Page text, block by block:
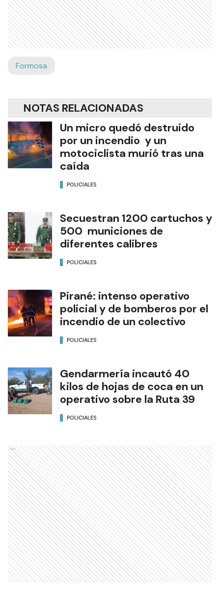
Formosa
NOTAS RELACIONADAS
Un micro quedó destruido
por un incendio y un
motociclista murió tras una
caída
POLICIALES
Secuestran 1200 cartuchos y
500 municiones de
diferentes calibres
POLICIALES
Pirané: intenso operativo
policial y de bomberos por el
incendio de un colectivo
POLICIALES
Gendarmería incautó 40
kilos de hojas de coca en un
operativo sobre la Ruta 39
POLICIALES
Ads